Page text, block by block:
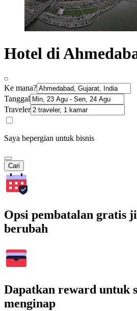
Hotel di
Ke mana?
Tanggal
Traveler
Saya bepergian untuk bisnis
Cari
Opsi pembatalan gratis
berubah
Dapatkan reward untuk
menginap